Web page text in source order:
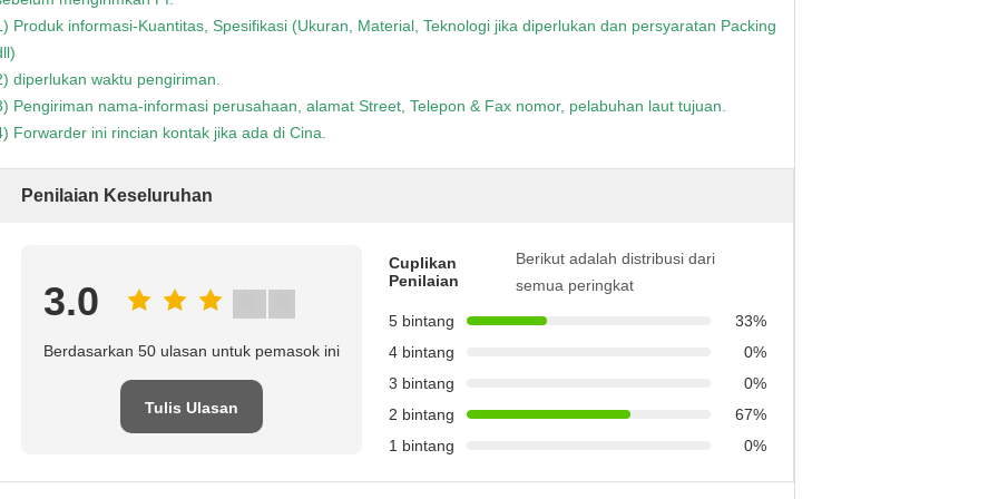
Produk informasi-Kuantitas, Spesifikasi (Ukuran, Material, Teknologi jika diperlukan dan persyaratan Packing
diperlukan waktu pengiriman.
Pengiriman nama-informasi perusahaan, alamat Street, Telepon & Fax nomor, pelabuhan laut tujuan.
Forwarder ini rincian kontak jika ada di Cina.
Penilaian Keseluruhan
3.0
Berdasarkan 50 ulasan untuk pemasok ini
Tulis Ulasan
Cuplikan
Penilaian
Berikut adalah distribusi dari
semua peringkat
5 bintang
33%
4 bintang
0%
3 bintang
0%
2 bintang
67%
1 bintang
0%